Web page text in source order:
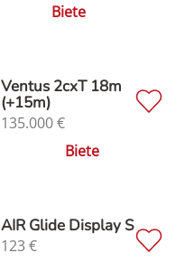
Biete
Ventus 2cxT 18m
(+15m)
135.000€
Biete
AIR Glide Display S
123 €